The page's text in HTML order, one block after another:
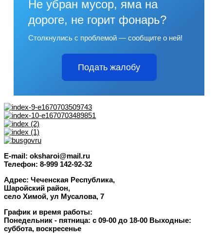
Не убран мусор, яма на
дороге, не горит фонарь?
Столкнулись с проблемой — сообщите о ней!
Подать жалобу
E-mail: oksharoi@mail.ru
Телефон: 8-999 142-92-32
Адрес: Чеченская Республика,
Шаройский район,
село Химой, ул Мусалова, 7
График и время работы:
Понедельник - пятница: с 09-00 до 18-00 Выходные:
суббота, воскресенье